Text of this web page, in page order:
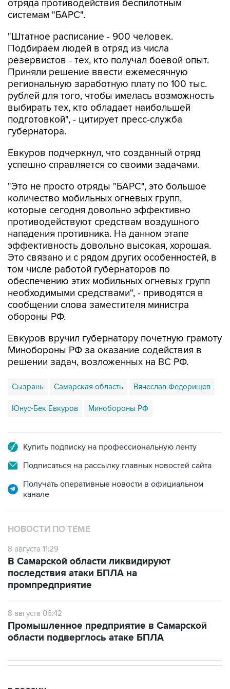
"Штатное расписание - 900 человек.
резервистов - тех, кто получал боевой опыт.
Приняли решение ввести ежемесячную
региональную заработную плату по 100 тыс.
рублей для того, чтобы имелась возможность
выбирать тех, кто обладает наибольшей
подготовкой", - цитирует пресс-служба
губернатора.
Евкуров подчеркнул, что созданный отряд
"Это не просто отряды "БАРС", это большое
которые сегодня довольно эффективно
противодействуют средствам воздушного
нападения противника. На данном этапе
эффективность довольно высокая, хорошая.
Это связано и с рядом других особенностей, в
том числе работой губернаторов по
обеспечению этих мобильных огневых групп
необходимыми средствами", - приводятся в
сообщении слова заместителя министра
обороны РФ.
Евкуров вручил губернатору почетную грамоту
решении задач, возложенных на ВС РФ.
Сызрань Самарская область Вячеслав Федорищев
Юнус-Бек Евкуров Минобороны РФ
Подписаться на рассылку главных новостей сайта
Получать оперативные новости в официальном
НОВОСТИ ПО ТЕМЕ
8 августа 11:29
последствия атаки БПЛА на
промпредприятие
8 августа 06:42
области подверглось атаке БПЛА